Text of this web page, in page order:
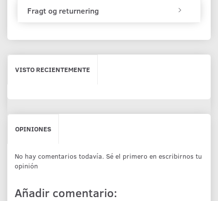
Fragt og returnering
VISTO RECIENTEMENTE
OPINIONES
No hay comentarios todavía. Sé el primero en escribirnos tu
opinión
Añadir comentario: